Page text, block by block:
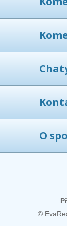
O
©